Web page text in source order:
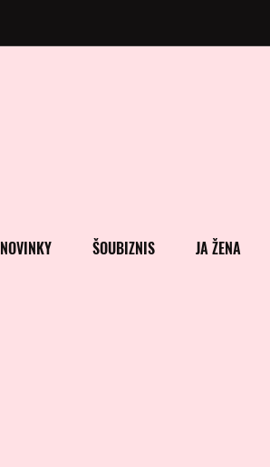
NOVINKY ŠOUBIZNIS JA ŽENA